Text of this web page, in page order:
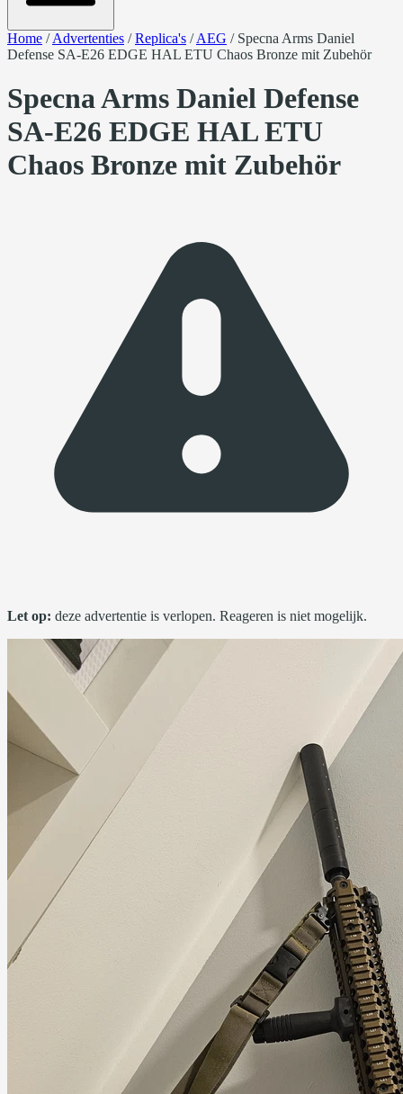
Home /Advertenties /Replica's /AEG / Specna Arms Daniel
Defense SA-E26 EDGE HAL ETU Chaos Bronze mit Zubehör
Specna Arms Daniel Defense
SA-E26 EDGE HAL ETU
Chaos Bronze mit Zubehör
Let op: deze advertentie is verlopen. Reageren is niet mogelijk.